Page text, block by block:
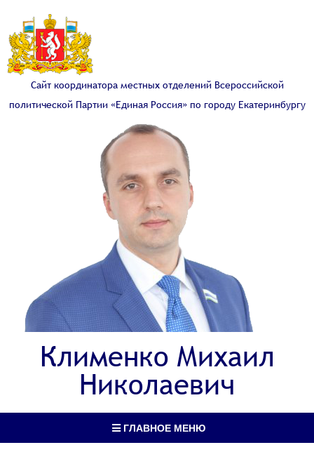
Сайт координатора местных отделений Всероссийской
политической Партии «Единая Россия» по городу Екатеринбургу
Клименко Михаил
Николаевич
ГЛАВНОЕ МЕНЮ